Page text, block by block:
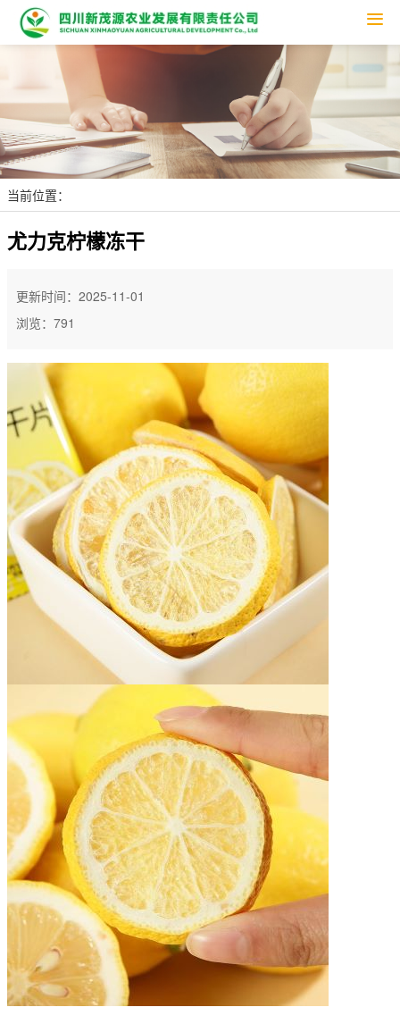
当前位置：
尤力克柠檬冻干
更新时间：2025-11-01
浏览：791